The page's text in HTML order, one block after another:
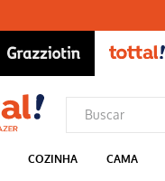
COZINHA CAMA